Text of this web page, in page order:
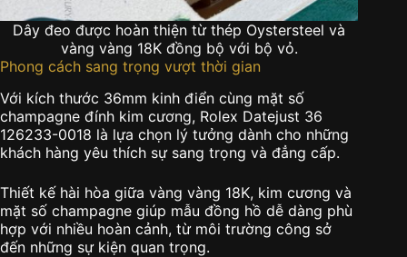
Dây đeo được hoàn thiện từ thép Oystersteel và
vàng vàng 18K đồng bộ với bộ vỏ.
Phong cách sang trọng vượt thời gian
Với kích thước 36mm kinh điển cùng mặt số
champagne đính kim cương, Rolex Datejust 36
126233-0018 là lựa chọn lý tưởng dành cho những
khách hàng yêu thích sự sang trọng và đẳng cấp.
Thiết kế hài hòa giữa vàng vàng 18K, kim cương và
mặt số champagne giúp mẫu đồng hồ dễ dàng phù
hợp với nhiều hoàn cảnh, từ môi trường công sở
đến những sự kiện quan trọng.